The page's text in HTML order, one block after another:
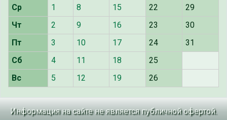
Ср
1 8 15 22
29
Чт
2 9 16 23
30
Пт
3 10 17 24
31
Сб
4 11 18
25
Вс
5 12 19 26
Информация на сайте не является публичной офертой.